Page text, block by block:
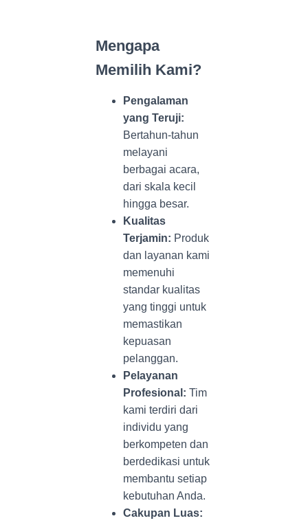
Mengapa
Memilih Kami?
Pengalaman
yang Teruji:
Bertahun-tahun
melayani
berbagai acara,
dari skala kecil
hingga besar.
Kualitas
Terjamin: Produk
dan layanan kami
memenuhi
standar kualitas
yang tinggi untuk
memastikan
kepuasan
pelanggan.
Pelayanan
Profesional: Tim
kami terdiri dari
individu yang
berkompeten dan
berdedikasi untuk
membantu setiap
kebutuhan Anda.
Cakupan Luas: